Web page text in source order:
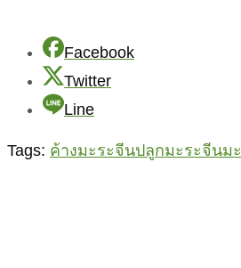
Facebook
Twitter
Line
Tags: ค้างมะระจีนปลูกมะระจีนม